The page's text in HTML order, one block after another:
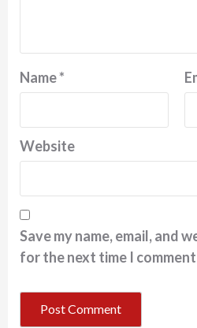
Name*
Website
Save my name, email, and
for the next time I